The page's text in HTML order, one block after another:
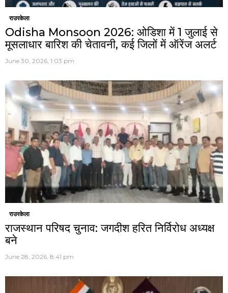
राउरकेला
Odisha Monsoon 2026: ओडिशा में 1 जुलाई से
मूसलाधार बारिश की चेतावनी, कई जिलों में ऑरेंज अलर्ट
June 30, 2026, 1:03 pm
राउरकेला
राजस्थान परिषद चुनाव: जगदीश हरित निर्विरोध अध्यक्ष
बने
June 28, 2026, 8:41 pm